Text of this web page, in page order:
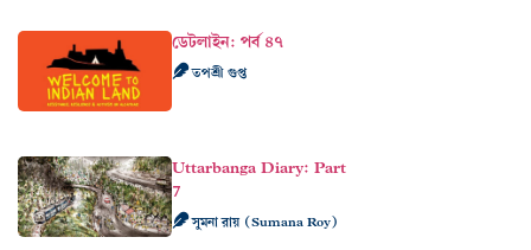
ডেটলাইন: পর্ব ৪৭
তপশ্রী গুপ্ত
Uttarbanga Diary: Part
7
সুমনা রায় (Sumana Roy)